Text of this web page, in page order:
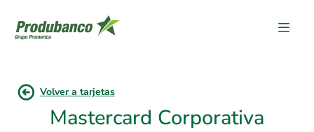
Volver a tarjetas
Mastercard Corporativa